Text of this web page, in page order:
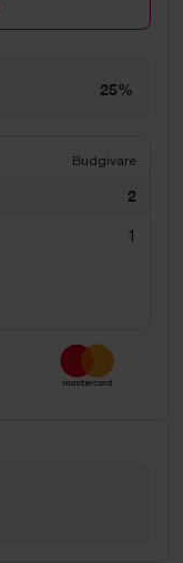
25%
Budgivare
2
1